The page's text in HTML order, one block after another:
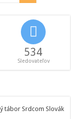
534
Sledovateľov
tábor Srdcom Slovák